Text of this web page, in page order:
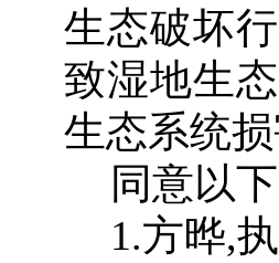
生态破坏
致湿地生
生态系统
同意以下
1.方晔,